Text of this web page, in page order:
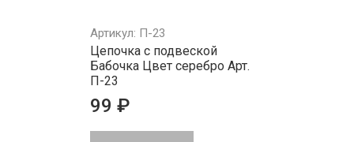
Артикул: П-23
Цепочка с подвеской
Бабочка Цвет серебро Арт.
П-23
99 ₽